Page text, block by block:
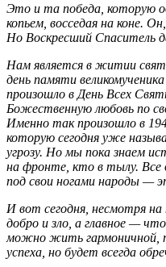
Это и та победа, которую
копьем, восседая на коне.
Но Воскресший Спаситель
Нам является в житии
день памяти
произошло в День Всех
Божественную любовь по
Именно так произошло в
которую сегодня уже
угрозу. Но мы пока знаем
на фронте, кто в тылу. Все
под свои ногами народы —
И вот сегодня, несмотря
добро и зло, а главное —
можно жить гармоничной,
успеха, но будет всегда